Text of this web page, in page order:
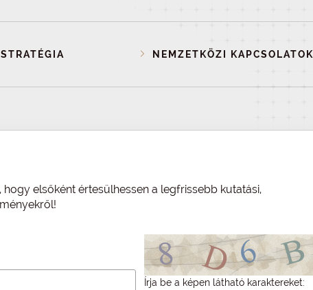
NEMZETKÖZI KAPCSOLATOK
elsőként értesülhessen a legfrissebb kutatási,
Írja be a képen látható karaktereket: